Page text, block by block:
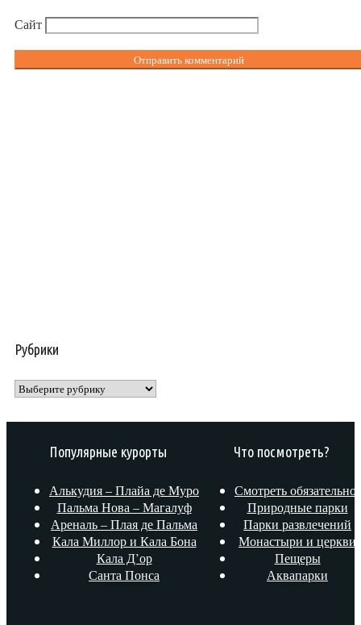
Сайт
Рубрики
Рубрики
Популярные курорты
Алькудия – Плайа де Муро
Пальма Нова – Магалуф
Ареналь – Плая де Пальма
Кала Миллор и Кала Бона
Кала Д’ор
Санта Понса
Что посмотреть?
Смотреть обязательно!
Природные парки
Парки развлечений
Монастыри и церкви
Пещеры
Аквапарки